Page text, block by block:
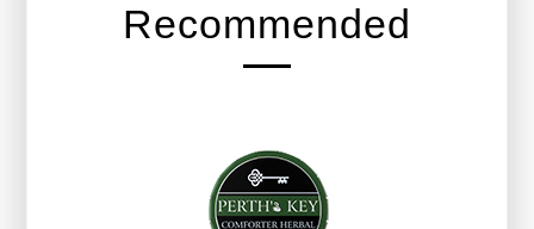
Recommended